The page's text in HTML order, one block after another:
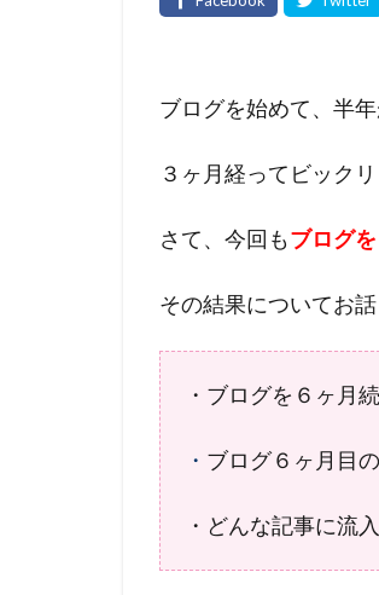
ブログを始めて、半年
３ヶ月経ってビック
さて、今回もブログ
その結果についてお話
・ブログを６ヶ月
・ ブログ６ヶ月目
・どんな記事に流